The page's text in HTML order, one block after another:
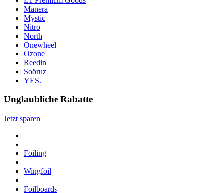
Manera
Mystic
Nitro
North
Onewheel
Ozone
Reedin
Soöruz
YES.
Unglaubliche Rabatte
Jetzt sparen
Foiling
Wingfoil
Foilboards